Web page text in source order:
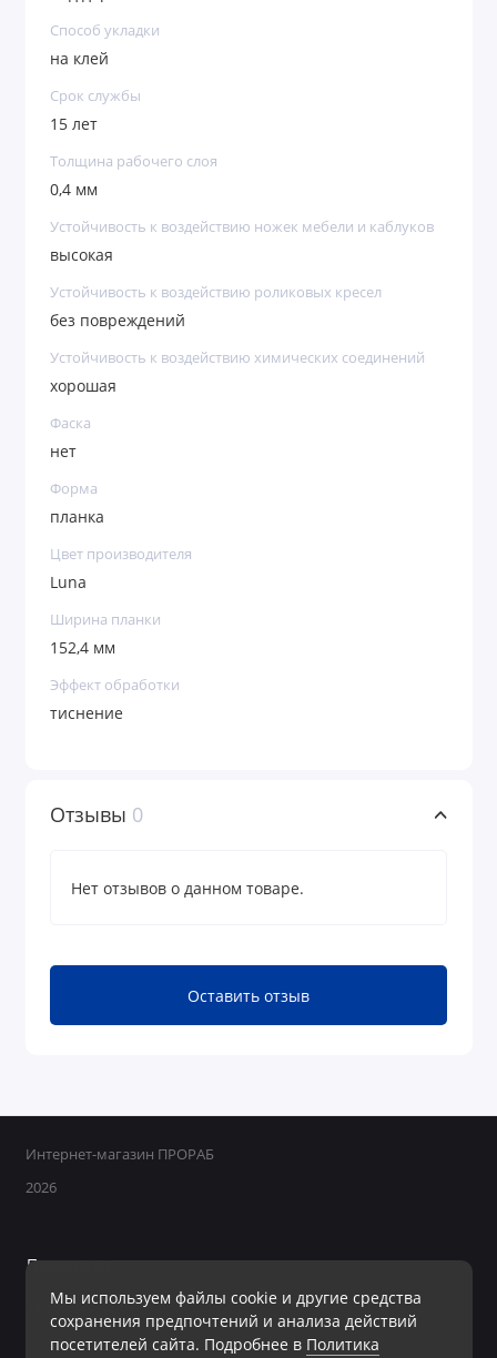
Способ укладки
на клей
Срок службы
15 лет
Толщина рабочего слоя
0,4 мм
Устойчивость к воздействию ножек мебели и каблуков
высокая
Устойчивость к воздействию роликовых кресел
без повреждений
Устойчивость к воздействию химических соединений
хорошая
Фаска
нет
Форма
планка
Цвет производителя
Luna
Ширина планки
152,4 мм
Эффект обработки
тиснение
Отзывы 0
Нет отзывов о данном товаре.
Оставить отзыв
Мы используем файлы cookie и другие средства
сохранения предпочтений и анализа действий
посетителей сайта. Подробнее в Политика
Интернет-магазин ПРОРАБ
2026
Поддержка
+7 950 800-40-09
Ежедневно с 8:00 до 19:00 Без перерывов и выходных